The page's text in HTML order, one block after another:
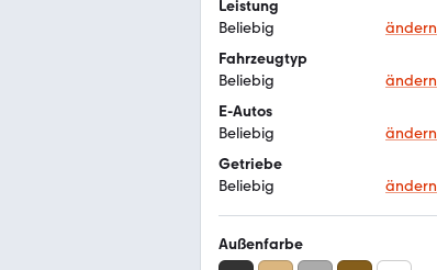
Leistung
Beliebig
ändern
Fahrzeugtyp
Beliebig
ändern
E-Autos
Beliebig
ändern
Getriebe
Beliebig
ändern
Außenfarbe